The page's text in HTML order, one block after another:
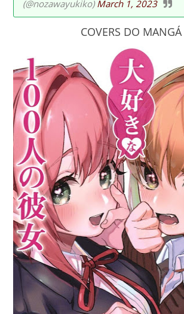
(@nozawayukiko)March 1, 2023
COVERS DO MANGÁ